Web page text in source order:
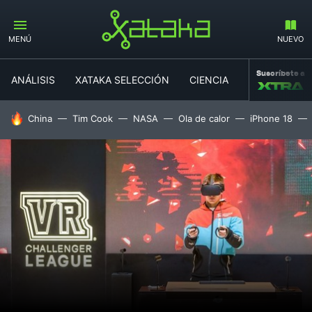
MENÚ NUEVO
ANÁLISIS XATAKA SELECCIÓN CIENCIA MOVILIDAD
Suscríbete a
HOY SE HABLA DE
China Tim Cook NASA Ola de calor iPhone 18